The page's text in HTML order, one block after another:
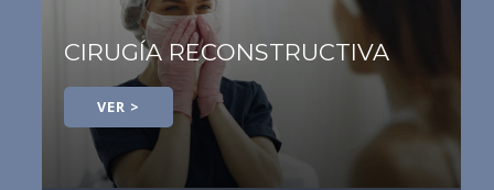
CIRUGÍA RECONSTRUCTIVA
VER >